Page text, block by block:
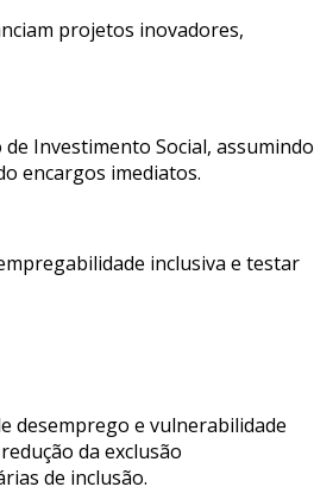
projetos inovadores,
Investimento Social, assumindo
encargos imediatos.
inclusiva e testar
desemprego e vulnerabilidade
da exclusão
de inclusão.